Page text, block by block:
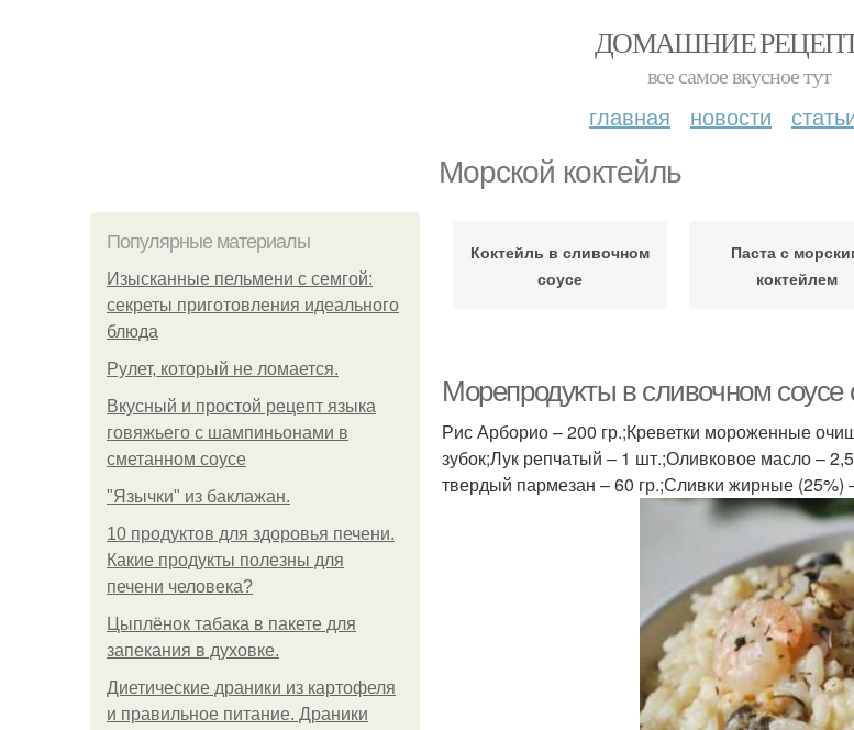
ДОМАШНИЕ
все самое вкусное тут
главная новости
Морской коктейль
Популярные материалы
Изысканные пельмени с семгой:
секреты приготовления идеального
блюда
Рулет, который не ломается.
Вкусный и простой рецепт языка
говяжьего с шампиньонами в
сметанном соусе
"Язычки" из баклажан.
10 продуктов для здоровья печени.
Какие продукты полезны для
печени человека?
Цыплёнок табака в пакете для
запекания в духовке.
Диетические драники из картофеля
и правильное питание. Драники
Коктейль в сливочном
соусе
Паста с
коктейлем
Морепродукты в сливочном
Рис Арборио – 200 гр.;Креветки мороженные
зубок;Лук репчатый – 1 шт.;Оливковое масло –
твердый пармезан – 60 гр.;Сливки жирные